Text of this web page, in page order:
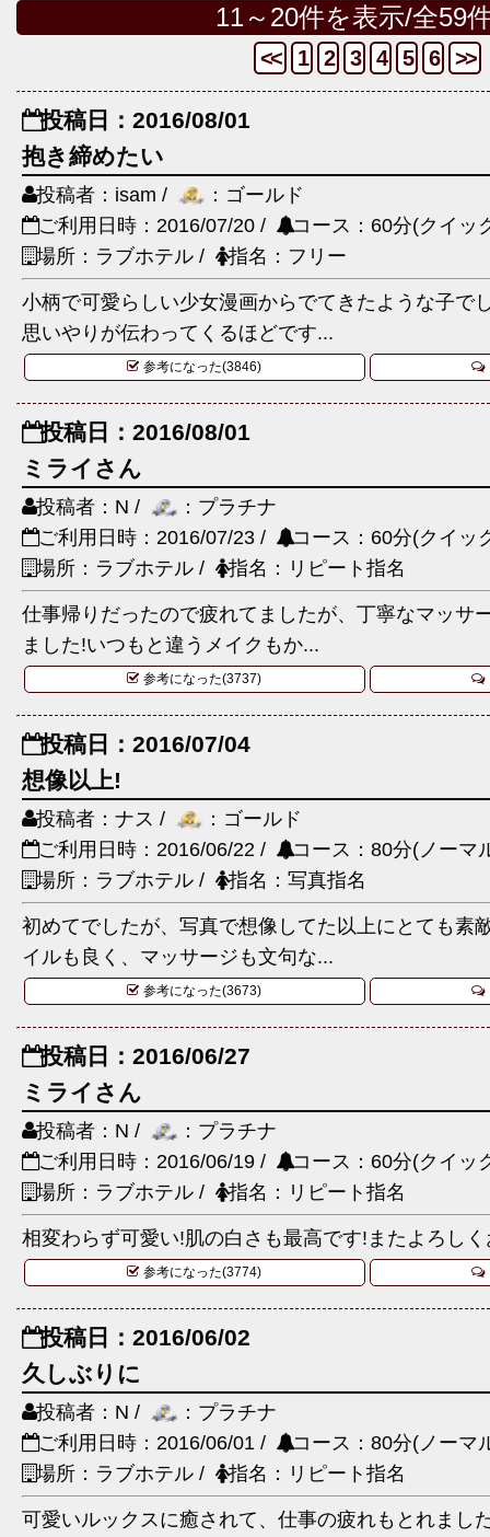
11～20件を表示/全59
<< 1 2 3 4 5 6 >>
投稿日：2016/08/01
抱き締めたい
投稿者：isam /
：ゴールド
ご利用日時：2016/07/20 /
コース：60分(クイ
場所：ラブホテル /
指名：フリー
小柄で可愛らしい少女漫画からでてきたような子で
思いやりが伝わってくるほどです...
参考になった(3846)
投稿日：2016/08/01
ミライさん
投稿者：N /
：プラチナ
ご利用日時：2016/07/23 /
コース：60分(クイ
場所：ラブホテル /
指名：リピート指名
仕事帰りだったので疲れてましたが、丁寧なマッサ
ました!いつもと違うメイクもか...
参考になった(3737)
投稿日：2016/07/04
想像以上!
投稿者：ナス /
：ゴールド
ご利用日時：2016/06/22 /
コース：80分(ノー
場所：ラブホテル /
指名：写真指名
初めてでしたが、写真で想像してた以上にとても素
イルも良く、マッサージも文句な...
参考になった(3673)
投稿日：2016/06/27
ミライさん
投稿者：N /
：プラチナ
ご利用日時：2016/06/19 /
コース：60分(クイ
場所：ラブホテル /
指名：リピート指名
相変わらず可愛い!肌の白さも最高です!またよろし
参考になった(3774)
投稿日：2016/06/02
久しぶりに
投稿者：N /
：プラチナ
ご利用日時：2016/06/01 /
コース：80分(ノー
場所：ラブホテル /
指名：リピート指名
可愛いルックスに癒されて、仕事の疲れもとれまし